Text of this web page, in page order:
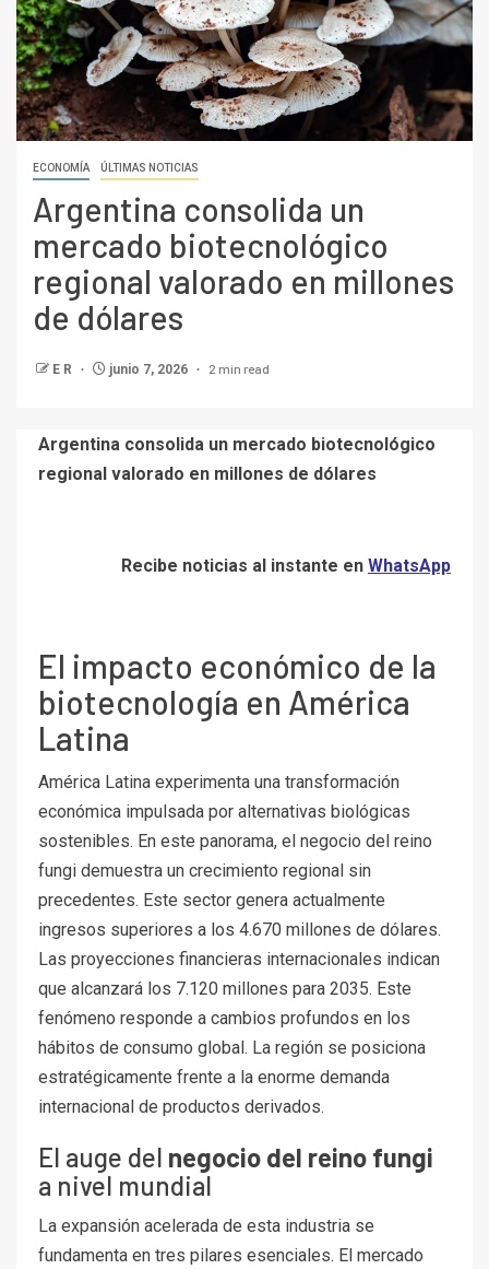
ECONOMÍA ÚLTIMAS NOTICIAS
Argentina consolida un
mercado biotecnológico
regional valorado en millones
de dólares
E R junio 7, 2026 2 min read
Argentina consolida un mercado biotecnológico
regional valorado en millones de dólares
Recibe noticias al instante en WhatsApp
El impacto económico de la
biotecnología en América
Latina
América Latina experimenta una transformación
económica impulsada por alternativas biológicas
sostenibles. En este panorama, el negocio del reino
fungi demuestra un crecimiento regional sin
precedentes. Este sector genera actualmente
ingresos superiores a los 4.670 millones de dólares.
Las proyecciones financieras internacionales indican
que alcanzará los 7.120 millones para 2035. Este
fenómeno responde a cambios profundos en los
hábitos de consumo global. La región se posiciona
estratégicamente frente a la enorme demanda
internacional de productos derivados.
El auge del negocio del reino fungi
a nivel mundial
La expansión acelerada de esta industria se
fundamenta en tres pilares esenciales. El mercado